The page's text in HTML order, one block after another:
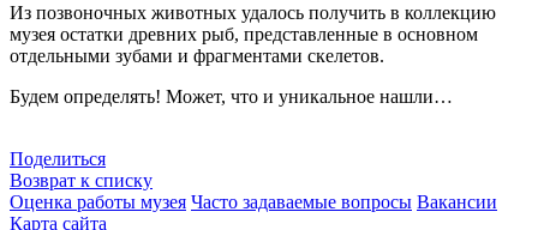
Из позвоночных животных удалось получить в коллекцию
музея остатки древних рыб, представленные в основном
отдельными зубами и фрагментами скелетов.
Будем определять! Может, что и уникальное нашли…
Поделиться
Возврат к списку
Оценка работы музея Часто задаваемые вопросы Вакансии
Карта сайта